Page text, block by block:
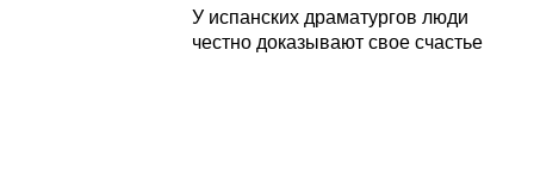
У испанских драматургов люди
честно доказывают свое счастье